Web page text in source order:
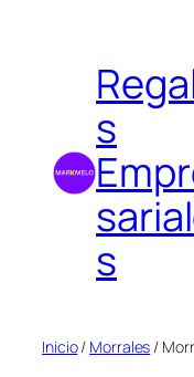
contenido
s
s
Inicio/ Morrales /